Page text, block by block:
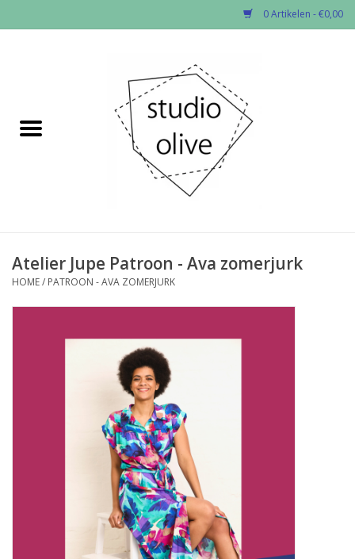
0 Artikelen - €0,00
✂︎Nieuw
Fournituren
Workshops
Studio Olive inspireert....
Atelier Jupe Patroon - Ava zomerjurk
HOME/ PATROON - AVA ZOMERJURK